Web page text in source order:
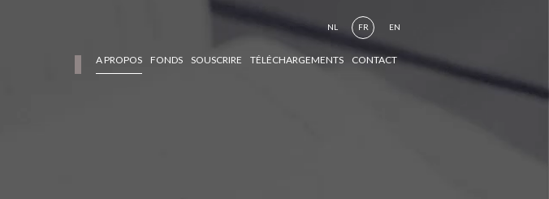
NL FR EN
A PROPOS FONDS SOUSCRIRE TÉLÉCHARGEMENTS CONTACT